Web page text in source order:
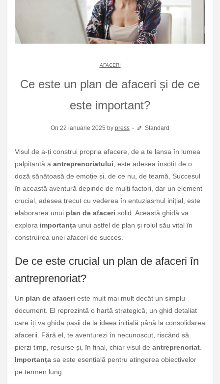
AFACERI
Ce este un plan de afaceri și de ce
este important?
On 22 ianuarie 2025 by press Standard
Visul de a-ți construi propria afacere, de a te lansa în lumea
palpitantă a antreprenoriatului , este adesea însoțit de o
doză sănătoasă de emoție și, de ce nu, de teamă. Succesul
în această aventură depinde de mulți factori, dar un element
crucial, adesea trecut cu vederea în entuziasmul inițial, este
elaborarea unui plan de afaceri solid. Această ghidă va
explora importanța unui astfel de plan și rolul său vital în
construirea unei afaceri de succes.
De ce este crucial un plan de afaceri în
antreprenoriat?
Un plan de afaceri este mult mai mult decât un simplu
document. El reprezintă o hartă strategică, un ghid detaliat
care îți va ghida pașii de la ideea inițială până la consolidarea
afacerii. Fără el, te aventurezi în necunoscut, riscând să
pierzi timp, resurse și, în final, chiar visul de antreprenoriat
Importanța sa este esențială pentru atingerea obiectivelor
pe termen lung.